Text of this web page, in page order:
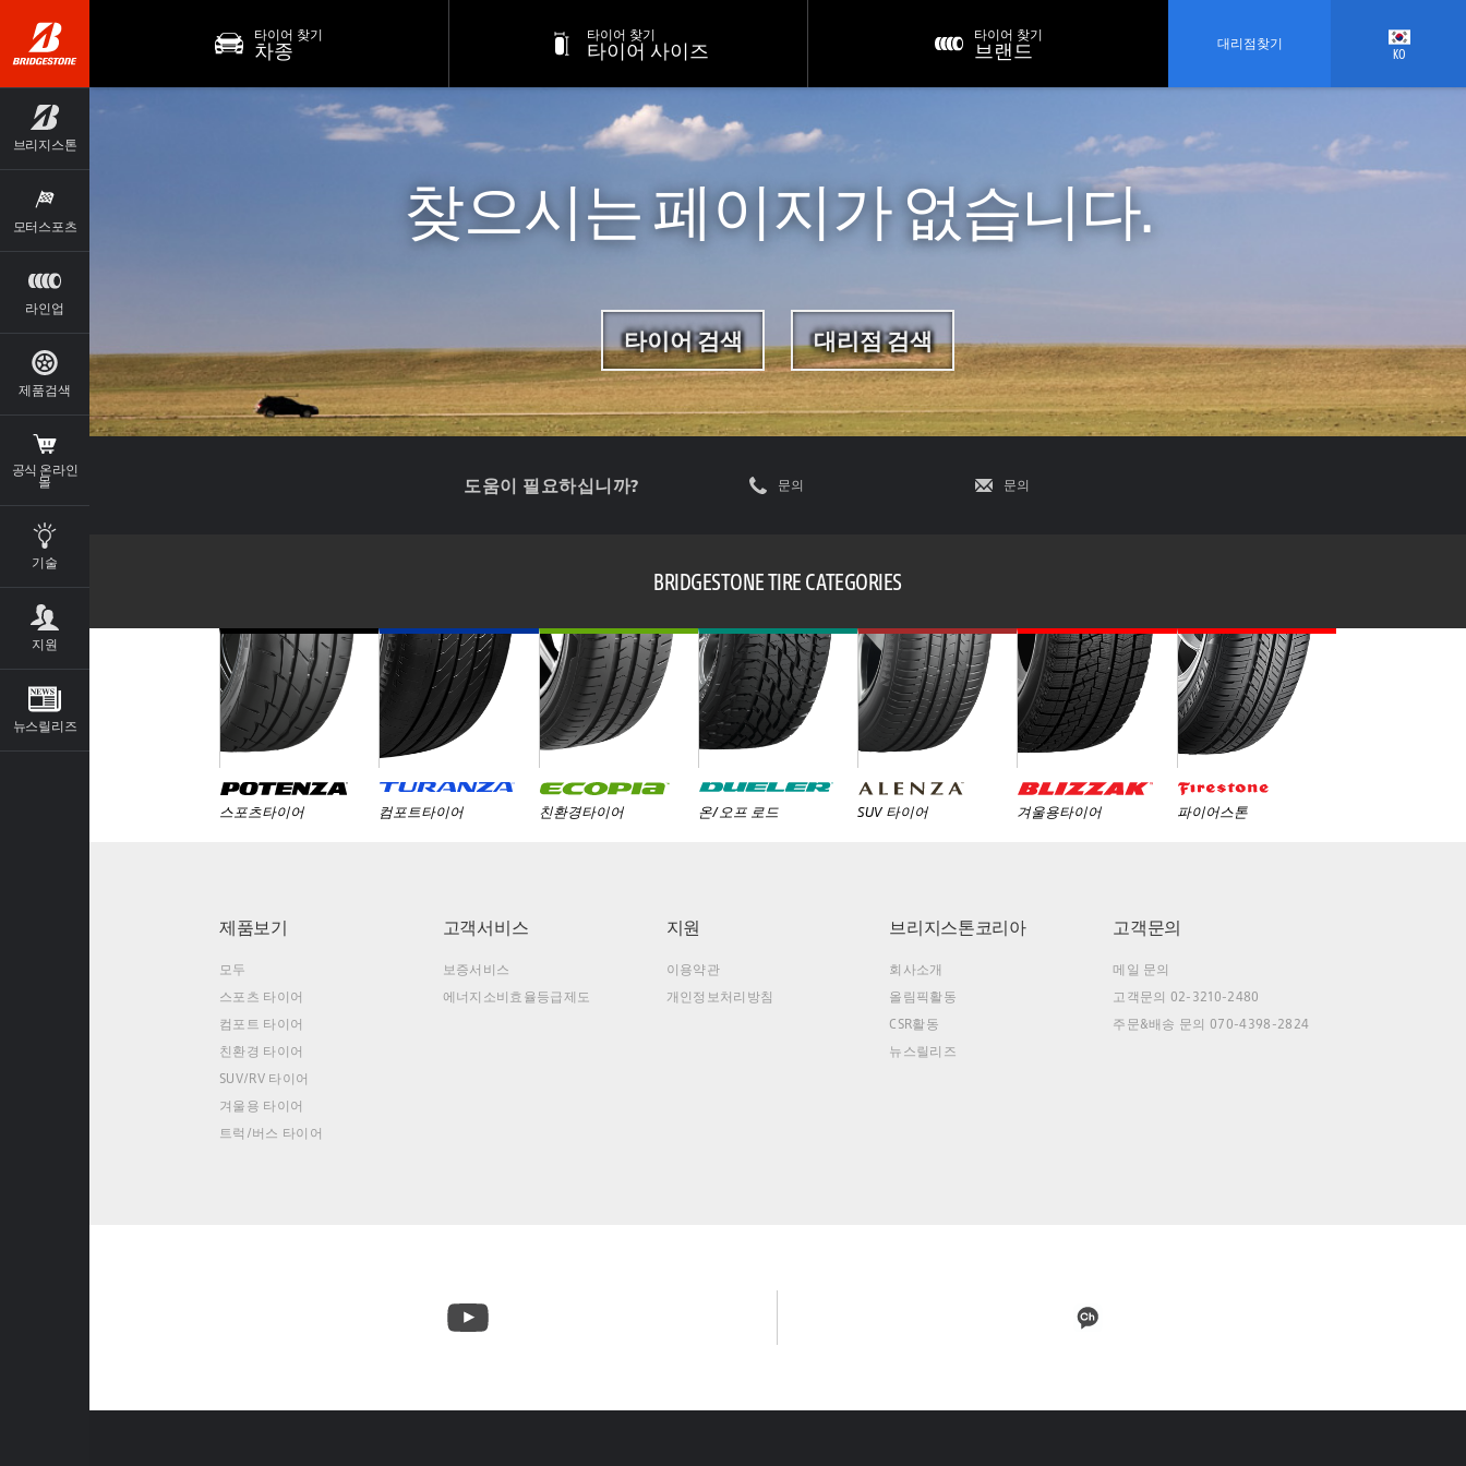
브리지스톤
모터스포츠
라인업
제품검색
공식 온라인
몰
기술
지원
뉴스릴리즈
타이어 찾기
차종
타이어 찾기
타이어 사이즈
타이어 찾기
브랜드 대리점찾기
KO
찾으시는 페이지가 없습니다.
타이어 검색 대리점 검색
도움이 필요하십니까? 문의 문의
BRIDGESTONE TIRE CATEGORIES
스포츠타이어 컴포트타이어 친환경타이어 온/오프 로드 SUV 타이어 겨울용타이어 파이어스톤
제품보기
모두
스포츠 타이어
컴포트 타이어
친환경 타이어
SUV/RV 타이어
겨울용 타이어
트럭/버스 타이어
고객서비스
보증서비스
에너지소비효율등급제도
지원
이용약관
개인정보처리방침
브리지스톤코리아
회사소개
올림픽활동
CSR활동
뉴스릴리즈
고객문의
메일 문의
고객문의 02-3210-2480
주문&배송 문의 070-4398-2824